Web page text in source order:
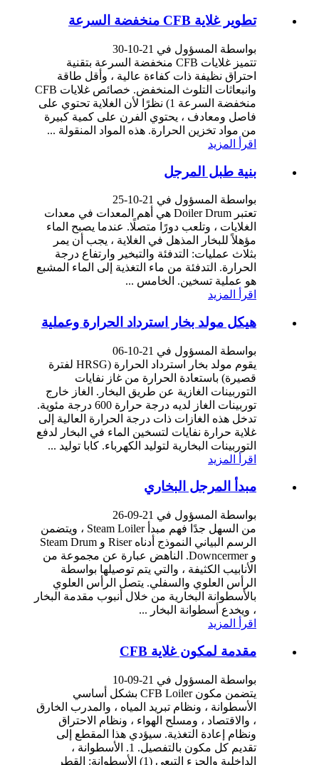
تطوير غلاية CFB منخفضة السرعة
بواسطة المسؤول في 21-10-30
تتميز غلايات CFB منخفضة السرعة بتقنية
احتراق نظيفة ذات كفاءة عالية ، وأقل طاقة
وانبعاثات التلوث المنخفض. خصائص غلايات CFB
منخفضة السرعة 1) نظرًا لأن الغلاية تحتوي على
فاصل ومعادف ، يحتوي الفرن على كمية كبيرة
من مواد تخزين الحرارة. هذه المواد المنقولة ...
اقرأ المزيد
بنية طبل المرجل
بواسطة المسؤول في 21-10-25
تعتبر Doiler Drum هي أهم المعدات في معدات
الغلايات ، وتلعب دورًا متصلًا. عندما يصبح الماء
مؤهلاً للبخار المذهل في الغلاية ، يجب أن يمر
بثلاث عمليات: التدفئة والتبخير وارتفاع درجة
الحرارة. التدفئة من ماء التغذية إلى الماء المشبع
هو عملية تسخين. الخامس ...
اقرأ المزيد
هيكل مولد بخار استرداد الحرارة وعملية
بواسطة المسؤول في 21-10-06
يقوم مولد بخار استرداد الحرارة (HRSG لفترة
قصيرة) باستعادة الحرارة من غاز نفايات
التوربينات الغازية عن طريق البخار. الغاز خارج
توربينات الغاز لديه درجة حرارة 600 درجة مئوية.
تدخل هذه الغازات ذات درجة الحرارة العالية إلى
غلاية حرارة نفايات لتسخين الماء في البخار لدفع
التوربينات البخارية لتوليد الكهرباء. كابا توليد ...
اقرأ المزيد
مبدأ المرجل البخاري
بواسطة المسؤول في 21-09-26
من السهل جدًا فهم مبدأ Steam Loiler ، ويتضمن
الرسم البياني النموذج أدناه Riser و Steam Drum
و Downcermer. الناهض عبارة عن مجموعة من
الأنابيب الكثيفة ، والتي يتم توصيلها بواسطة
الرأس العلوي والسفلي. يتصل الرأس العلوي
بالأسطوانة البخارية من خلال أنبوب مقدمة البخار
، ويخدع أسطوانة البخار ...
اقرأ المزيد
مقدمة لمكون غلاية CFB
بواسطة المسؤول في 21-09-10
يتضمن مكون CFB Loiler بشكل أساسي
الأسطوانة ، ونظام تبريد المياه ، والمدرب الخارق
، والاقتصاد ، ومسلح الهواء ، ونظام الاحتراق
ونظام إعادة التغذية. سيؤدي هذا المقطع إلى
تقديم كل مكون بالتفصيل. 1. الأسطوانة ،
الداخلية والجزء التبعي (1) الأسطوانة: القطر